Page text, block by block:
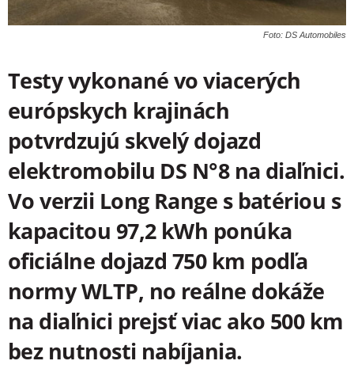
Foto: DS Automobiles
Testy vykonané vo viacerých
európskych krajinách
potvrdzujú skvelý dojazd
elektromobilu DS N°8 na diaľnici.
Vo verzii Long Range s batériou s
kapacitou 97,2 kWh ponúka
oficiálne dojazd 750 km podľa
normy WLTP, no reálne dokáže
na diaľnici prejsť viac ako 500 km
bez nutnosti nabíjania.